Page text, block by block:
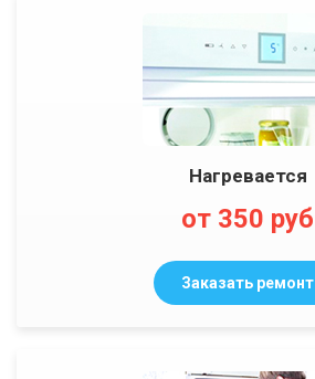
Нагревается
от 350 руб
Заказать ремонт